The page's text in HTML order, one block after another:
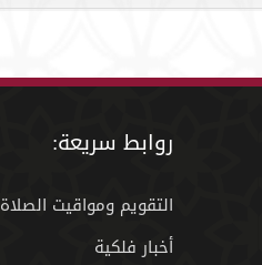
روابط سريعة:
التقويم ومواقيت الصلاة
أخبار فلكية